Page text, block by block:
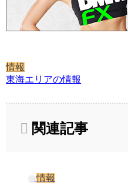
情報
東海エリアの情報
関連記事
情報